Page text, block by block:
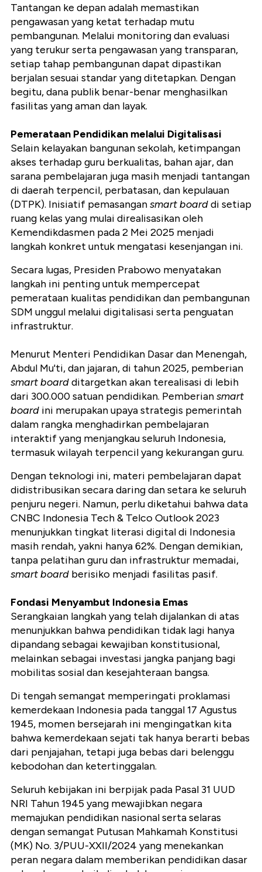
Tantangan ke depan adalah memastikan
pengawasan yang ketat terhadap mutu
pembangunan. Melalui monitoring dan evaluasi
yang terukur serta pengawasan yang transparan,
setiap tahap pembangunan dapat dipastikan
berjalan sesuai standar yang ditetapkan. Dengan
begitu, dana publik benar-benar menghasilkan
fasilitas yang aman dan layak.
Pemerataan Pendidikan melalui Digitalisasi
Selain kelayakan bangunan sekolah, ketimpangan
akses terhadap guru berkualitas, bahan ajar, dan
sarana pembelajaran juga masih menjadi tantangan
di daerah terpencil, perbatasan, dan kepulauan
(DTPK). Inisiatif pemasangansmart boarddi setiap
ruang kelas yang mulai direalisasikan oleh
Kemendikdasmen pada 2 Mei 2025 menjadi
langkah konkret untuk mengatasi kesenjangan ini.
Secara lugas, Presiden Prabowo menyatakan
langkah ini penting untuk mempercepat
pemerataan kualitas pendidikan dan pembangunan
SDM unggul melalui digitalisasi serta penguatan
infrastruktur.
Menurut Menteri Pendidikan Dasar dan Menengah,
Abdul Mu'ti, dan jajaran, di tahun 2025, pemberian
smart boardditargetkan akan terealisasi di lebih
dari 300.000 satuan pendidikan. Pemberiansmart
board ini merupakan upaya strategis pemerintah
dalam rangka menghadirkan pembelajaran
interaktif yang menjangkau seluruh Indonesia,
termasuk wilayah terpencil yang kekurangan guru.
Dengan teknologi ini, materi pembelajaran dapat
didistribusikan secara daring dan setara ke seluruh
penjuru negeri. Namun, perlu diketahui bahwa data
CNBC Indonesia Tech & Telco Outlook 2023
menunjukkan tingkat literasi digital di Indonesia
masih rendah, yakni hanya 62%. Dengan demikian,
tanpa pelatihan guru dan infrastruktur memadai,
smart board berisiko menjadi fasilitas pasif.
Fondasi Menyambut Indonesia Emas
Serangkaian langkah yang telah dijalankan di atas
menunjukkan bahwa pendidikan tidak lagi hanya
dipandang sebagai kewajiban konstitusional,
melainkan sebagai investasi jangka panjang bagi
mobilitas sosial dan kesejahteraan bangsa.
Di tengah semangat memperingati proklamasi
kemerdekaan Indonesia pada tanggal 17 Agustus
1945, momen bersejarah ini mengingatkan kita
bahwa kemerdekaan sejati tak hanya berarti bebas
dari penjajahan, tetapi juga bebas dari belenggu
kebodohan dan ketertinggalan.
Seluruh kebijakan ini berpijak pada Pasal 31 UUD
NRI Tahun 1945 yang mewajibkan negara
memajukan pendidikan nasional serta selaras
dengan semangat Putusan Mahkamah Konstitusi
(MK) No. 3/PUU-XXII/2024 yang menekankan
peran negara dalam memberikan pendidikan dasar